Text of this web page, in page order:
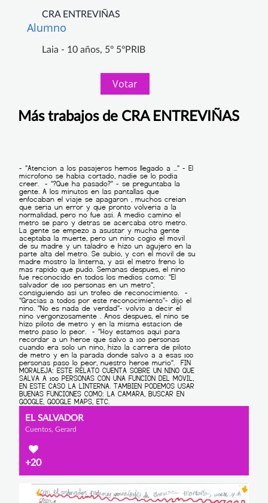
CRA ENTREVIÑAS
Alumno
Laia - 10 años, 5º 5ºPRIB
Votar
Más trabajos de CRA ENTREVIÑAS
EL SALVADOR
Cuentos, Gerard
+20